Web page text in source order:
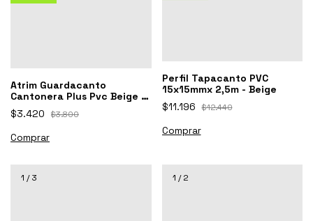
Atrim Guardacanto
Cantonera Plus Pvc Beige X
2,50m Arco
$3.420 $3.800
Comprar
Perfil Tapacanto PVC
15x15mmx 2,5m - Beige
$11.196
$12.440
1 /3 1 /2